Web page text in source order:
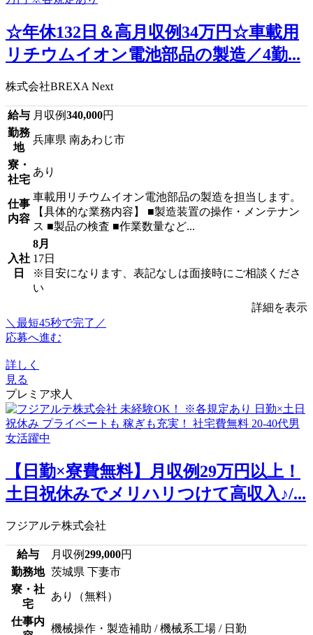
☆年休132日＆高月収例34万円☆車載用
リチウムイオン電池部品の製造／4勤...
株式会社BREXA Next
給与 月収例340,000円
勤務
地
兵庫県 南あわじ市
寮・
社宅
あり
仕事
内容
車載用リチウムイオン電池部品の製造を担当します。
【具体的な業務内容】 ■製造装置の操作・メンテナン
ス ■製品の検査 ■作業数量など...
入社
日
8月
17日
※目安になります、表記なしは面接時にご相談くださ
い
詳細を表示
＼最短45秒で完了／
応募へ進む
詳しく
見る
プレミア求人
【日勤×寮費無料】月収例29万円以上！
土日祝休みでメリハリつけて高収入♪/...
フジアルテ株式会社
給与 月収例299,000円
勤務地 茨城県 下妻市
寮・社
宅
あり（無料）
仕事内
機械操作・製造補助 / 機械系工場 / 日勤